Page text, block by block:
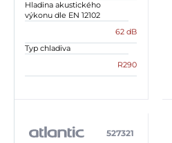
Hladina akustického
výkonu dle EN 12102
62 dB
Typ chladiva
R290
527321